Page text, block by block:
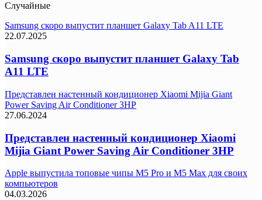
Случайные
Samsung скоро выпустит планшет Galaxy Tab A11 LTE
22.07.2025
Samsung скоро выпустит планшет Galaxy Tab
A11 LTE
Представлен настенный кондиционер Xiaomi Mijia Giant
Power Saving Air Conditioner 3HP
27.06.2024
Представлен настенный кондиционер Xiaomi
Mijia Giant Power Saving Air Conditioner 3HP
Apple выпустила топовые чипы M5 Pro и M5 Max для своих
компьютеров
04.03.2026